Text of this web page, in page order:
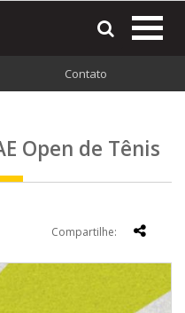
Contato
Open de Tênis
Compartilhe: